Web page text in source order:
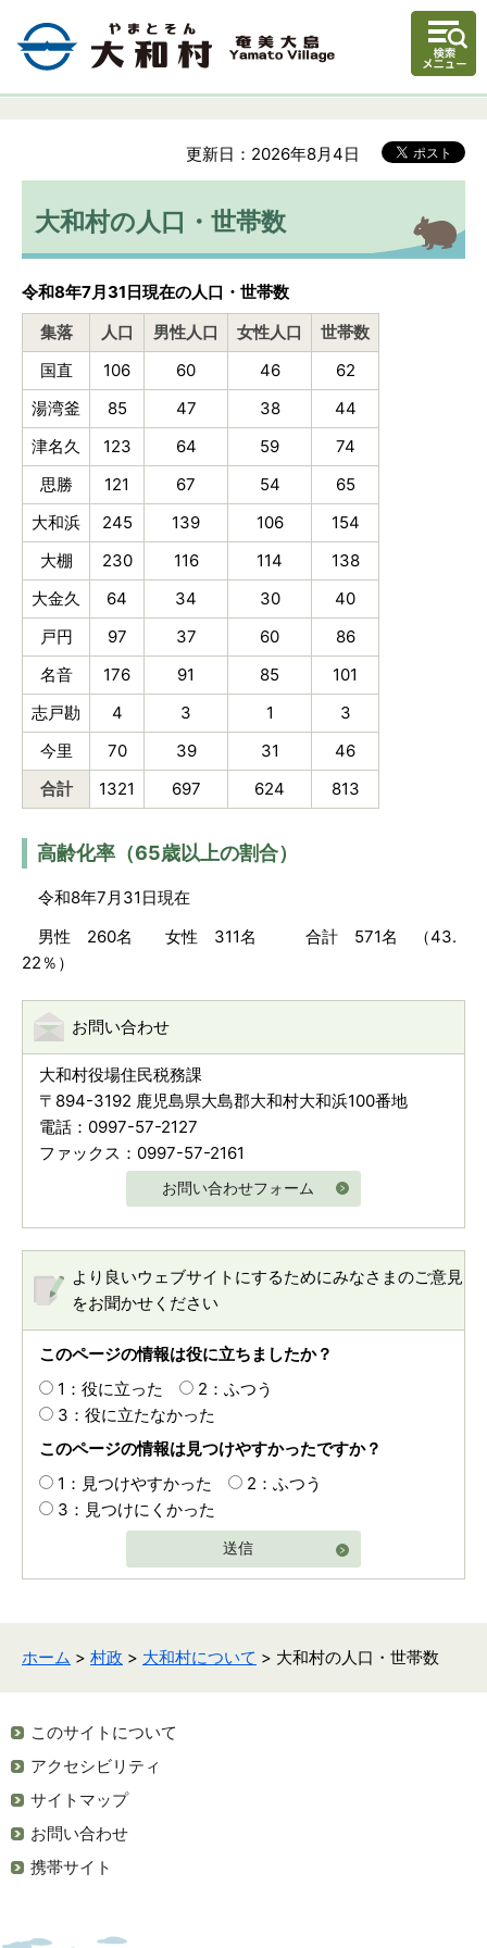
更新日：2026年8月4日
大和村の人口・世帯数
令和8年7月31日現在の人口・世帯数
集落
人口 男性人口 女性人口
世帯数
国直
106 60 46
62
湯湾釜
85 47 38
44
津名久
123 64 59
74
思勝
121 67 54
65
大和浜
245 139 106
154
大棚
230 116 114
138
大金久
64 34 30
40
戸円
97 37 60
86
名音
176 91 85
101
志戸勘
4 3 1
3
今里
70 39 31
46
合計
1321 697 624 813
高齢化率（65歳以上の割合）
令和8年7月31日現在
男性 260名 女性 311名 合計 571名 （43.
22％）
お問い合わせ
大和村役場住民税務課
〒894-3192 鹿児島県大島郡大和村大和浜100番地
電話：0997-57-2127
ファックス：0997-57-2161
お問い合わせフォーム
より良いウェブサイトにするためにみなさまのご意見
をお聞かせください
このページの情報は役に立ちましたか？
1：役に立った
2：ふつう
3：役に立たなかった
このページの情報は見つけやすかったですか？
1：見つけやすかった
2：ふつう
3：見つけにくかった
送信
ホーム > 村政 > 大和村について > 大和村の人口・世帯数
このサイトについて
アクセシビリティ
サイトマップ
お問い合わせ
携帯サイト